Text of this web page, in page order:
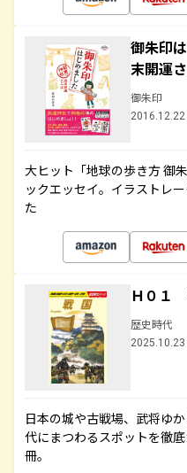
御朱印
末開運
御朱印
2016.12.22
大ヒット「地球の歩き方 御
ックエッセイ。イラストレ
た
Ｈ０１
歴史時代
2025.10.23
日本の城や古戦場、武将ゆ
代にまつわるスポットを徹
冊。